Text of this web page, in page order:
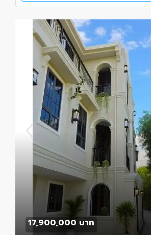
17,900,000 บาท